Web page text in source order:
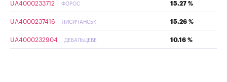
UA4000233712 ФОРОС 15.27 %
UA4000237416 ЛИСИЧАНСЬК 15.26 %
UA4000232904 ДЕБАЛЬЦЕВЕ 10.16 %